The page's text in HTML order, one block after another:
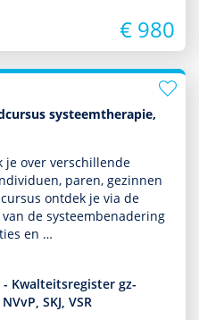
€ 980
systeemtherapie,
je over ver­schil­lende
paren, gezin­nen
ontdek je via de
de systeembenade­ring
en …
- Kwalteitsregister gz-
SKJ, VSR